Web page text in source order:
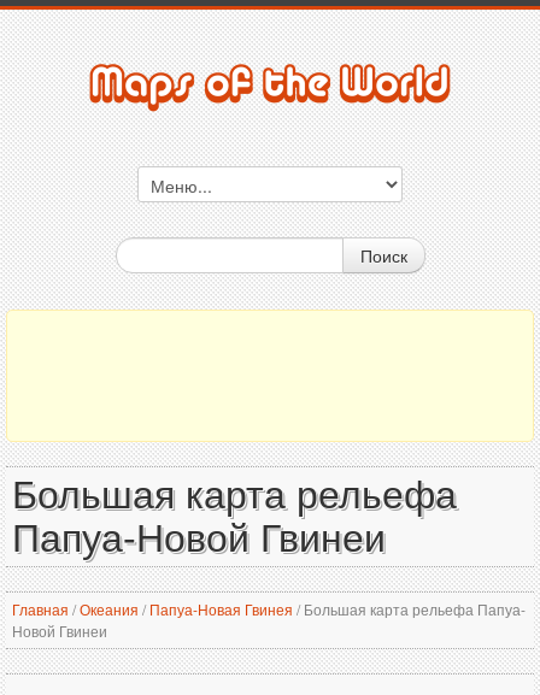
Поиск
Большая карта рельефа
Папуа-Новой Гвинеи
Главная /Океания / Папуа-Новая Гвинея /Большая карта рельефа Папуа-
Новой Гвинеи